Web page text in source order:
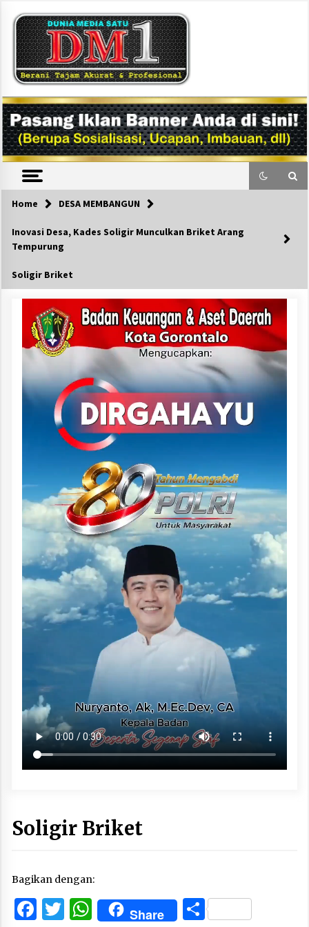
content
DM1
Home DESA MEMBANGUN
Inovasi Desa, Kades Soligir Munculkan Briket Arang
Tempurung
Soligir Briket
Soligir Briket
Bagikan dengan:
Facebook
Twitter
WhatsApp
Share Share